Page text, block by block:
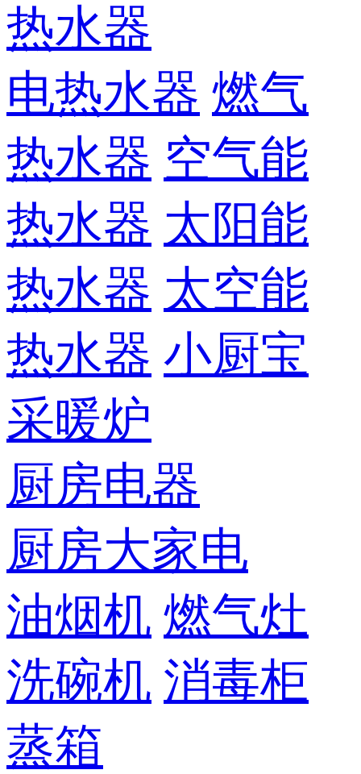
热水器
电热水器 燃气
热水器 空气能
热水器 太阳能
热水器 太空能
热水器 小厨宝
采暖炉
厨房电器
厨房大家电
油烟机 燃气灶
洗碗机 消毒柜
蒸箱